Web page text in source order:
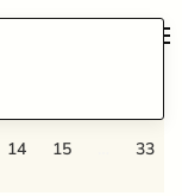
14 15 33